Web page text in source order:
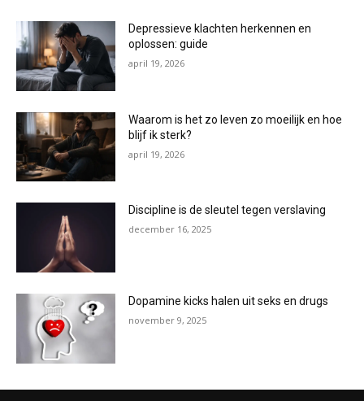
Depressieve klachten herkennen en
oplossen: guide
april 19, 2026
Waarom is het zo leven zo moeilijk en hoe
blijf ik sterk?
april 19, 2026
Discipline is de sleutel tegen verslaving
december 16, 2025
Dopamine kicks halen uit seks en drugs
november 9, 2025